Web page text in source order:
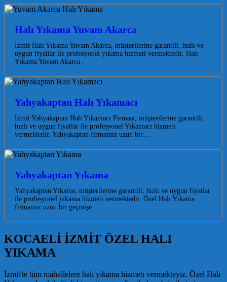
Halı Yıkama Yuvam Akarca
İzmit Halı Yıkama Yuvam Akarca, müşterilerine garantili, hızlı ve
uygun fiyatlar ile profesyonel yıkama hizmeti vermektedir. Halı
Yıkama Yuvam Akarca…
Yahyakaptan Halı Yıkamacı
İzmit Yahyakaptan Halı Yıkamacı Firması, müşterilerine garantili,
hızlı ve uygun fiyatlar ile profesyonel Yıkamacı hizmeti
vermektedir. Yahyakaptan firmamız uzun bir…
Yahyakaptan Yıkama
Yahyakaptan Yıkama, müşterilerine garantili, hızlı ve uygun fiyatlar
ile profesyonel yıkama hizmeti vermektedir. Özel Halı Yıkama
firmamız uzun bir geçmişe…
KOCAELİ İZMİT ÖZEL HALI
YIKAMA
İzmit'te tüm mahallelere halı yıkama hizmeti vermekteyiz. Özel Halı